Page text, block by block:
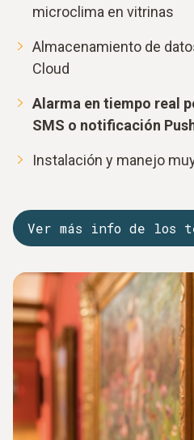
microclima en vitrinas
Almacenamiento de
Cloud
Alarma en tiempo real
SMS o notificación
Instalación y manejo
Ver más info de los